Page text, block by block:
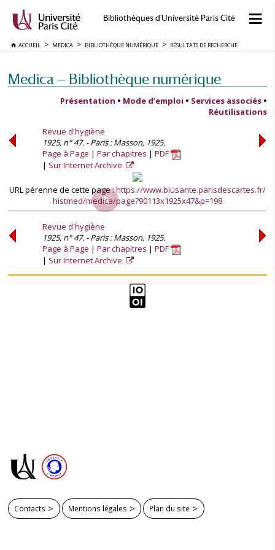
Bibliothèques d'Université Paris Cité
ACCUEIL MEDICA BIBLIOTHÈQUE NUMÉRIQUE RÉSULTATS DE RECHERCHE
Medica — Bibliothèque numérique
Présentation • Mode d’emploi • Services associés •
Réutilisations
Revue d'hygiène
1925, n° 47. - Paris : Masson, 1925.
Page à Page
Par chapitres
PDF
Sur Internet Archive
URL pérenne de cette page :https://www.biusante.parisdescartes.fr/
histmed/medica/page?90113x1925x47&p=198
Revue d'hygiène
1925, n° 47. - Paris : Masson, 1925.
Page à Page
Par chapitres
PDF
Sur Internet Archive
Contacts Mentions légales Plan du site